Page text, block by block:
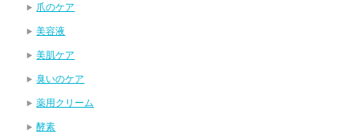
爪のケア
美容液
美肌ケア
臭いのケア
薬用クリーム
酵素